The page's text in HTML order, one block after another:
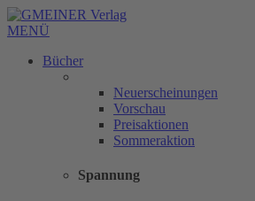
MENÜ
Bücher
Neuerscheinungen
Vorschau
Preisaktionen
Sommeraktion
Spannung